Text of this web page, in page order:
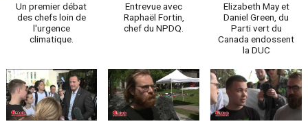
Un premier débat
des chefs loin de
l'urgence
climatique.
Entrevue avec
Raphaël Fortin,
chef du NPDQ.
Elizabeth May et
Daniel Green, du
Parti vert du
Canada endossent
la DUC